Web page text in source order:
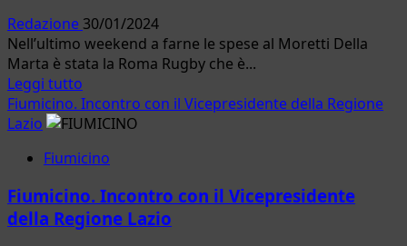
2023:arriva
il
plauso
della
Prefettura
Redazione 30/01/2024
Nell’ultimo weekend a farne le spese al Moretti Della
Marta è stata la Roma Rugby che è...
Leggi tutto
di
più
Civitavecchia
Rugby,
continua
Fiumicino. Incontro con il Vicepresidente della Regione
Lazio
Fiumicino
Fiumicino. Incontro con il Vicepresidente
della Regione Lazio